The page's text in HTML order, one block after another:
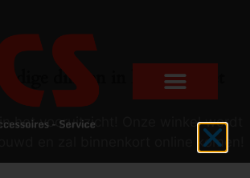
dingen in het verschiet
het vooruitzicht! Onze winkel wordt
en zal binnenkort online komen!